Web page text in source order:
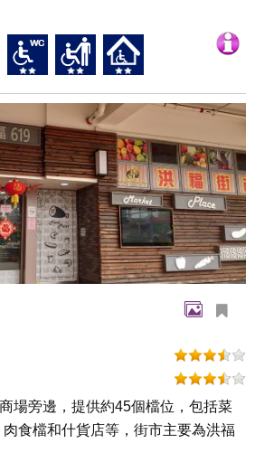
場旁邊，提供約45個檔位，包括菜
食檔和什貨店等，街市主要為洪福